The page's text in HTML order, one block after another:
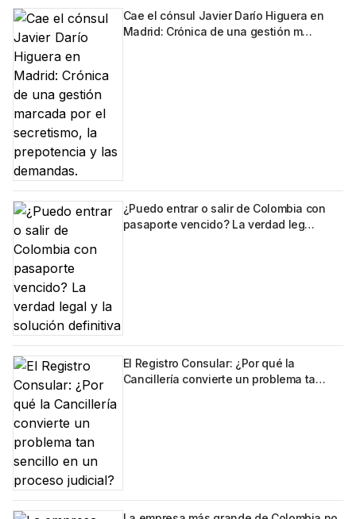
Cae el cónsul Javier Darío Higuera en
Madrid: Crónica de una gestión m…
¿Puedo entrar o salir de Colombia con
pasaporte vencido? La verdad leg…
El Registro Consular: ¿Por qué la
Cancillería convierte un problema ta…